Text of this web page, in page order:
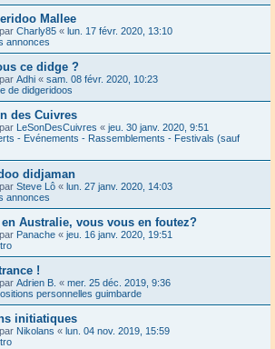
Mallee
Charly85 « lun. 17 févr. 2020, 13:10
annonces
ce didge ?
Adhi « sam. 08 févr. 2020, 10:23
de didgeridoos
des Cuivres
LeSonDesCuivres « jeu. 30 janv. 2020, 9:51
- Evénements - Rassemblements - Festivals (sauf
didjaman
Steve Lô « lun. 27 janv. 2020, 14:03
annonces
Australie, vous vous en foutez?
Panache « jeu. 16 janv. 2020, 19:51
!
Adrien B. « mer. 25 déc. 2019, 9:36
personnelles guimbarde
initiatiques
Nikolans « lun. 04 nov. 2019, 15:59